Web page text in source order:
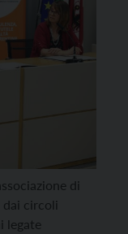
di
circoli
legate